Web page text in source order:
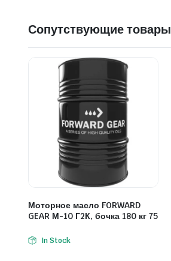
Сопутствующие товары
Моторное масло FORWARD
GEAR М-10 Г2К, бочка 180 кг 75
In Stock